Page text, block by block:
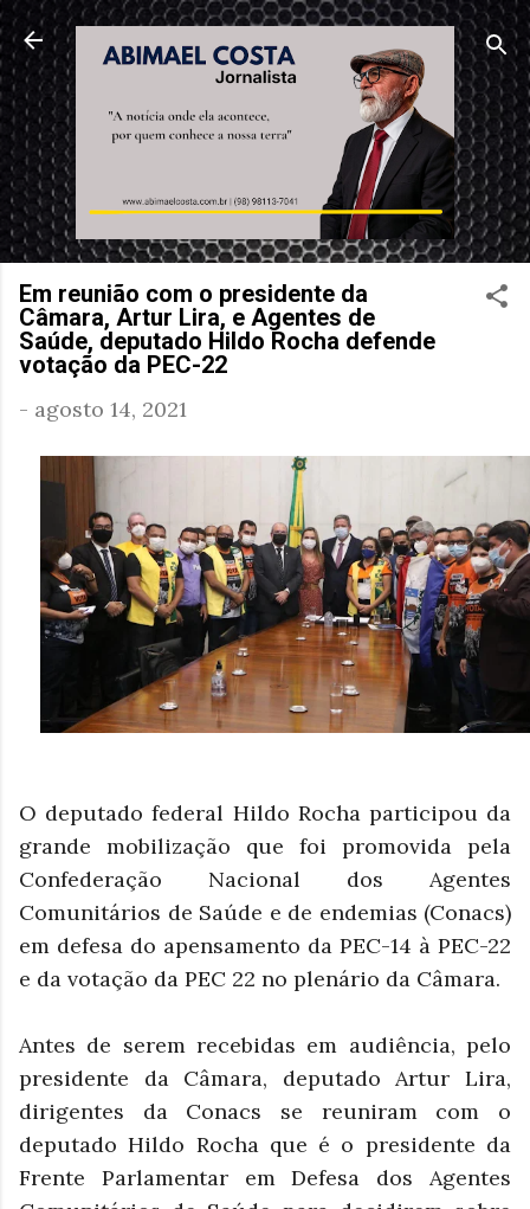
Pular para o conteúdo principal
Em reunião com o presidente da
Câmara, Artur Lira, e Agentes de
Saúde, deputado Hildo Rocha defende
votação da PEC-22
- agosto 14, 2021
O deputado federal Hildo Rocha participou da
grande mobilização que foi promovida pela
Confederação Nacional dos Agentes
Comunitários de Saúde e de endemias (Conacs)
em defesa do apensamento da PEC-14 à PEC-22
e da votação da PEC 22 no plenário da Câmara.
Antes de serem recebidas em audiência, pelo
presidente da Câmara, deputado Artur Lira,
dirigentes da Conacs se reuniram com o
deputado Hildo Rocha que é o presidente da
Frente Parlamentar em Defesa dos Agentes